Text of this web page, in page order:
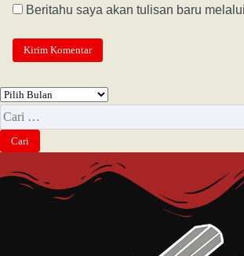
Beritahu saya akan tulisan baru